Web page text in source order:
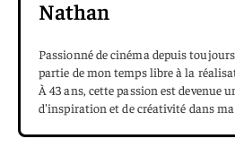
Nathan
Passionné de cinéma depuis
partie de mon temps libre à la
À 43 ans, cette passion est devenue
d'inspiration et de créativité dans ma